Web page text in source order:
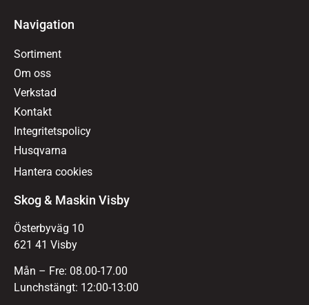
Navigation
Sortiment
Om oss
Verkstad
Kontakt
Integritetspolicy
Husqvarna
Hantera cookies
Skog & Maskin Visby
Österbyväg 10
621 41 Visby
Mån – Fre: 08.00-17.00
Lunchstängt: 12:00-13:00